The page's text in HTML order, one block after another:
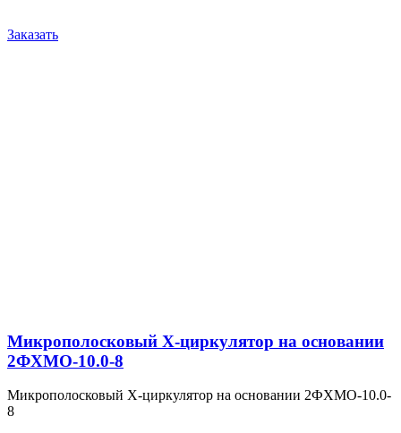
Заказать
Микрополосковый X-циркулятор на основании
2ФХМО-10.0-8
Микрополосковый X-циркулятор на основании 2ФХМО-10.0-
8